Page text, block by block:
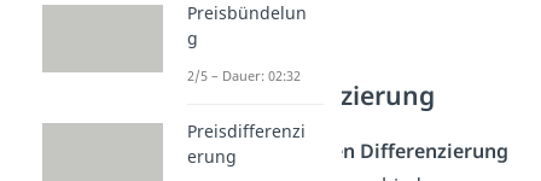
Sonstige
Preisdifferenzierung
Bei der
verdeckten Differenzierung
Preisbündelun
g
2/5 – Dauer: 02:32
Preisdifferenzi
erung